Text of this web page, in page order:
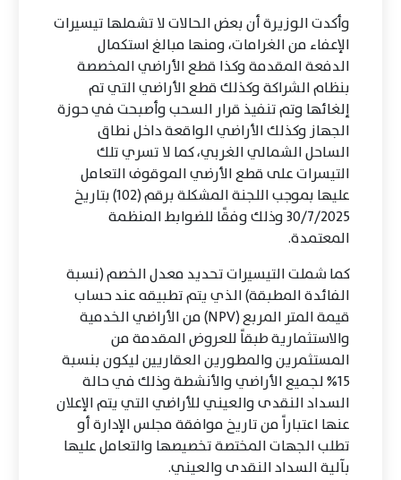
وأكدت الوزيرة أن بعض الحالات لا تشملها تيسيرات
الإعفاء من الغرامات، ومنها مبالغ استكمال
الدفعة المقدمة وكذا قطع الأراضي المخصصة
بنظام الشراكة وكذلك قطع الأراضي التي تم
إلغائها وتم تنفيذ قرار السحب وأصبحت في حوزة
الجهاز وكذلك الأراضي الواقعة داخل نطاق
الساحل الشمالي الغربي، كما لا تسري تلك
التيسرات على قطع الأرضي الموقوف التعامل
عليها بموجب اللجنة المشكلة برقم (102) بتاريخ
30/7/2025 وذلك وفقًا للضوابط المنظمة
المعتمدة.
كما شملت التيسيرات تحديد معدل الخصم (نسبة
الفائدة المطبقة) الذي يتم تطبيقه عند حساب
قيمة المتر المربع (NPV) من الأراضي الخدمية
والاستثمارية طبقاً للعروض المقدمة من
المستثمرين والمطورين العقاريين ليكون بنسبة
15% لجميع الأراضي والأنشطة وذلك في حالة
السداد النقدى والعيني للأراضي التي يتم الإعلان
عنها اعتباراً من تاريخ موافقة مجلس الإدارة أو
تطلب الجهات المختصة تخصيصها والتعامل عليها
بآلية السداد النقدى والعيني.